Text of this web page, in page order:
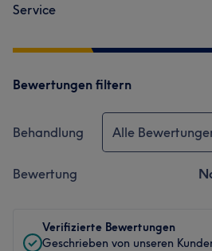
Service
Bewertungen filtern
Behandlung Alle
Bewertung
Verifizierte Bewertungen
Geschrieben von unseren